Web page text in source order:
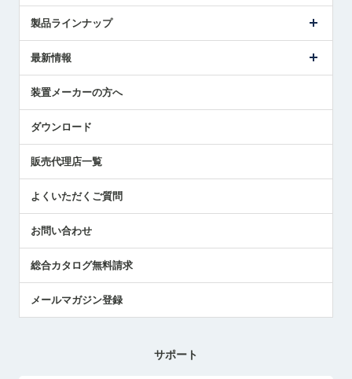
ごあいさつ
受賞履歴
採用情報
国/地域/言語
製品ラインナップ
ツールセッタ製品
エアマイクロセンサ製品
最新情報
メトロールの技術
社員ブログ
中小企業のBCP地震対策
センサのテクニカルガイド
社長ブログ
装置メーカーの方へ
ダウンロード
販売代理店一覧
よくいただくご質問
お問い合わせ
総合カタログ無料請求
メールマガジン登録
サポート